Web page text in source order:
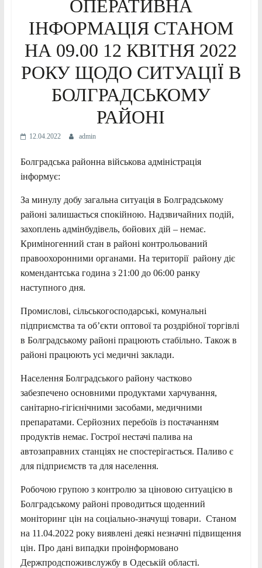
ОПЕРАТИВНА
ІНФОРМАЦІЯ СТАНОМ
НА 09.00 12 КВІТНЯ 2022
РОКУ ЩОДО СИТУАЦІЇ В
БОЛГРАДСЬКОМУ
РАЙОНІ
12.04.2022 admin
Болградська районна військова адміністрація
інформує:
За минулу добу загальна ситуація в Болградському
районі залишається спокійною. Надзвичайних подій,
захоплень адмінбудівель, бойових дій – немає.
Криміногенний стан в районі контрольований
правоохоронними органами. На території району діє
комендантська година з 21:00 до 06:00 ранку
наступного дня.
Промислові, сільськогосподарські, комунальні
підприємства та об’єкти оптової та роздрібної торгівлі
в Болградському районі працюють стабільно. Також в
районі працюють усі медичні заклади.
Населення Болградського району частково
забезпечено основними продуктами харчування,
санітарно-гігієнічними засобами, медичними
препаратами. Серйозних перебоїв із постачанням
продуктів немає. Гострої нестачі палива на
автозаправних станціях не спостерігається. Паливо є
для підприємств та для населення.
Робочою групою з контролю за ціновою ситуацією в
Болградському районі проводиться щоденний
моніторинг цін на соціально-значущі товари. Станом
на 11.04.2022 року виявлені деякі незначні підвищення
цін. Про дані випадки проінформовано
Держпродспоживслужбу в Одеській області.